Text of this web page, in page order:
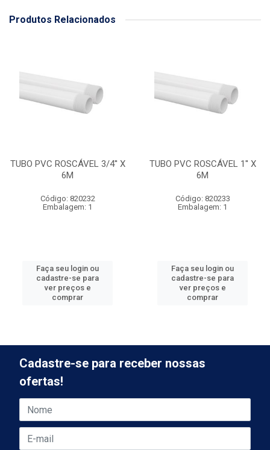
Produtos Relacionados
TUBO PVC ROSCÁVEL 3/4'' X
6M
Código: 820232
Embalagem: 1
Faça seu login ou
cadastre-se para
ver preços e
comprar
TUBO PVC ROSCÁVEL 1'' X
6M
Código: 820233
Embalagem: 1
Faça seu login ou
cadastre-se para
ver preços e
comprar
Cadastre-se para receber nossas
ofertas!